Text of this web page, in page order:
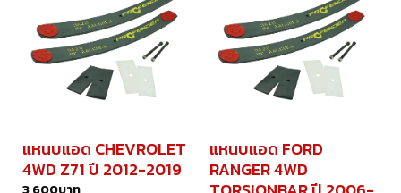
แหนบแอด CHEVROLET
4WD Z71 ปี 2012-2019
แหนบแอด FORD
RANGER 4WD